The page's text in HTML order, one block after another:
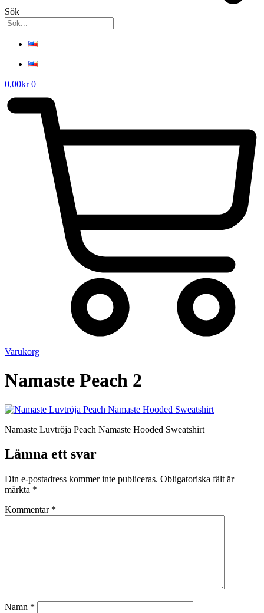
Sök
0,00kr 0
Varukorg
Namaste Peach 2
Namaste Luvtröja Peach Namaste Hooded Sweatshirt
Lämna ett svar
Din e-postadress kommer inte publiceras. Obligatoriska fält är
märkta *
Kommentar *
Namn *